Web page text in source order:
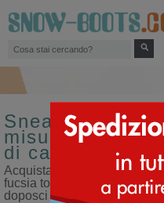
Sneakers
misura 39
di cavallino
Acquista sneakers polacco
fucsia tomaia di cavallino
doposci